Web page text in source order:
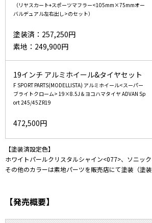
（リヤスカート+スポーツマフラー<105mm×75mmオー
バルデュアル左右出し>のセット）
塗装済：257,250円
素地：249,900円
19インチ アルミホイール&タイヤセット
F SPORT PARTS(MODELLISTA) アルミホイール<スーパー
ブライトクローム> 19×8.5J＆ヨコハマタイヤ ADVAN Sp
ort 245/45ZR19
472,500円
【塗装済設定色】
ホワイトパールクリスタルシャイン<077>、ソニッ
その他のカラーは素地パーツを販売店にて塗装（塗装
【発売概要】